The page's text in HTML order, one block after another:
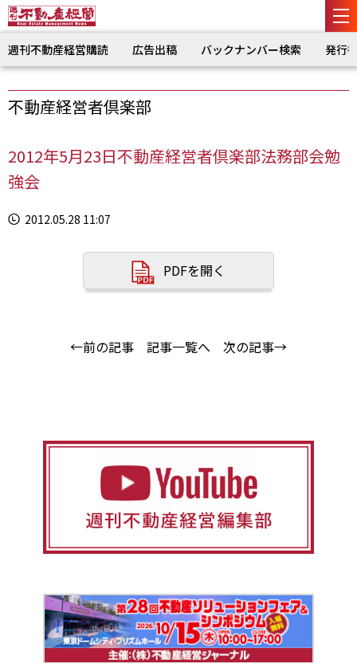
週刊不動産経営購読 広告出稿 バックナンバー検索 発行
不動産経営者倶楽部
2012年5月23日不動産経営者倶楽部法務部会勉
強会
2012.05.28 11:07
PDFを開く
←前の記事 記事一覧へ 次の記事→